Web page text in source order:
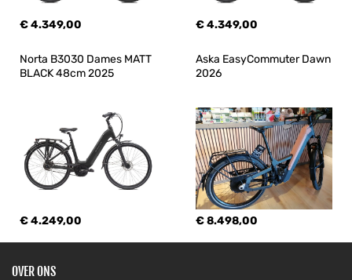
€ 4.349,00 € 4.349,00
Norta B3030 Dames MATT
BLACK 48cm 2025
€ 4.249,00
Aska EasyCommuter Dawn
2026
€ 8.498,00
OVER ONS